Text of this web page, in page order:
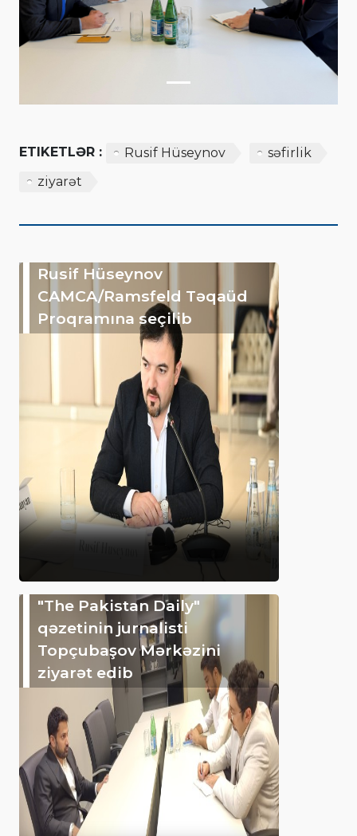
ETIKETLƏR : Rusif Hüseynov
səfirlik
ziyarət
Rusif Hüseynov
CAMCA/Ramsfeld Təqaüd
Proqramına seçilib
"The Pakistan Daily"
qəzetinin jurnalisti
Topçubaşov Mərkəzini
ziyarət edib